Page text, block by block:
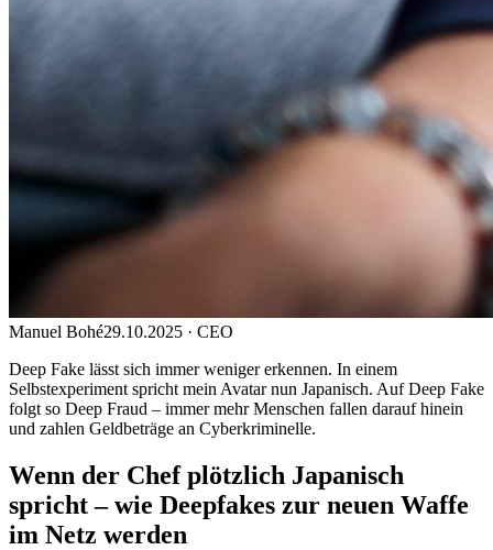
Manuel Bohé29.10.2025 · CEO
Deep Fake lässt sich immer weniger erkennen. In einem
Selbstexperiment spricht mein Avatar nun Japanisch. Auf Deep Fake
folgt so Deep Fraud – immer mehr Menschen fallen darauf hinein
und zahlen Geldbeträge an Cyberkriminelle.
Wenn der Chef plötzlich Japanisch
spricht – wie Deepfakes zur neuen Waffe
im Netz werden